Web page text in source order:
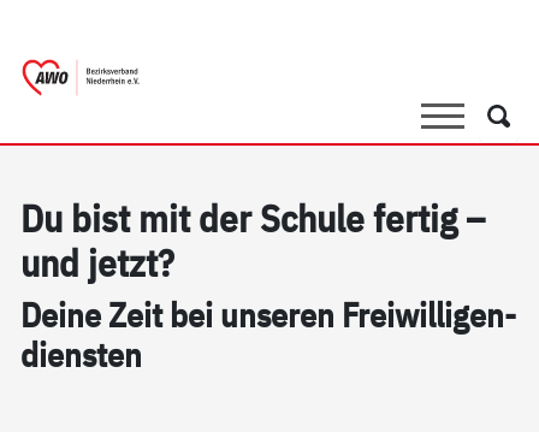
SucheSuche
Du bist mit der Schu­le fer­tig –
und jetzt?
Dei­ne Zeit bei un­se­ren Frei­wil­li­gen­
di­ens­ten